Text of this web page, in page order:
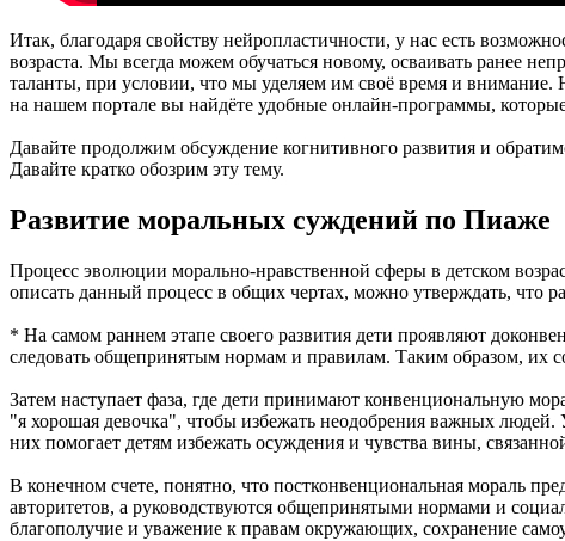
Итак, благодаря свойству нейропластичности, у нас есть
возраста. Мы всегда можем обучаться новому, осваивать ранее
таланты, при условии, что мы уделяем им своё время и внимание.
на нашем портале вы найдёте удобные онлайн-программы,
Давайте продолжим обсуждение когнитивного развития и
Давайте кратко обозрим эту тему.
Развитие моральных суждений по Пиаже
Процесс эволюции морально-нравственной сферы в детском
описать данный процесс в общих чертах, можно утверждать, что
* На самом раннем этапе своего развития дети проявляют
следовать общепринятым нормам и правилам. Таким образом, их
Затем наступает фаза, где дети принимают конвенциональную
"я хорошая девочка", чтобы избежать неодобрения важных
них помогает детям избежать осуждения и чувства вины,
В конечном счете, понятно, что постконвенциональная мораль
авторитетов, а руководствуются общепринятыми нормами и
благополучие и уважение к правам окружающих, сохранение